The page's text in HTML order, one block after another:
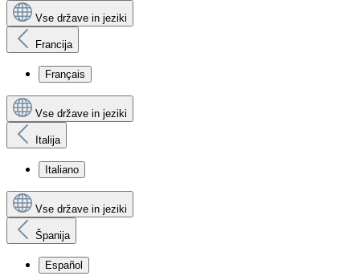
Vse države in jeziki
Francija
Français
Vse države in jeziki
Italija
Italiano
Vse države in jeziki
Španija
Español